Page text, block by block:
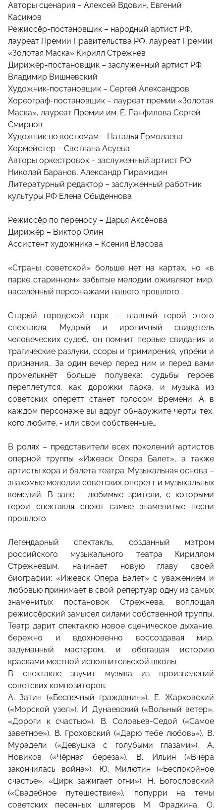
Авторы сценария – Алексей Вдовин, Евгений
Касимов
Режиссёр-постановщик – народный артист РФ,
лауреат Премии Правительства РФ, лауреат Премии
«Золотая Маска» Кирилл Стрежнев
Дирижёр-постановщик – заслуженный артист РФ
Владимир Вишневский
Художник-постановщик – Сергей Александров
Хореограф-постановщик – лауреат премии «Золотая
Маска», лауреат Премии им. Е. Панфилова Сергей
Смирнов
Художник по костюмам – Наталья Ермолаева
Хормейстер – Светлана Асуева
Авторы оркестровок – заслуженный артист РФ
Николай Баранов, Александр Пирамидин
Литературный редактор – заслуженный работник
культуры РФ Елена Обыденнова
Режиссёр по переносу – Дарья Аксёнова
Дирижёр – Виктор Олин
Ассистент художника – Ксения Власова
«Страны советской» больше нет на картах, но «в
парке старинном» забытые мелодии оживляют мир,
населённый персонажами нашего прошлого…
Старый городской парк – главный герой этого
спектакля. Мудрый и ироничный свидетель
человеческих судеб, он помнит первые свидания и
трагические разлуки, ссоры и примирения, упрёки и
признания… За один вечер перед ним и перед вами
промелькнёт больше полувека: судьбы героев
переплетутся, как дорожки парка, и музыка из
советских оперетт станет голосом Времени. А в
каждом персонаже вы вдруг обнаружите черты тех,
кого любите, - или свои собственные…
В ролях – представители всех поколений артистов
оперной труппы «Ижевск Опера Балет», а также
артисты хора и балета театра. Музыкальная основа –
знакомые мелодии советских оперетт и музыкальных
комедий. В зале - любимые зрители, с которыми
герои спектакля споют самые знаменитые песни
прошлого.
Легендарный спектакль, созданный мэтром
российского музыкального театра Кириллом
Стрежневым, начинает новую главу своей
биографии: «Ижевск Опера Балет» с уважением и
любовью принимает в свой репертуар одну из самых
знаменитых постановок Стрежнева, воплощая
режиссёрский замысел силами собственной труппы.
Театр дарит спектаклю новое сценическое дыхание,
бережно и вдохновенно воссоздавая мир,
задуманный мастером, и обогащая историю
красками местной исполнительской школы.
В спектакле звучит музыка из произведений
советских композиторов:
А. Затин («Беспечный гражданин»), Е. Жарковский
(«Морской узел»), И. Дунаевский («Вольный ветер»,
«Дороги к счастью»), В. Соловьев-Седой («Самое
заветное»), В. Гроховский («Дарю тебе любовь»), В.
Мурадели («Девушка с голубыми глазами»), А.
Новиков («Чёрная береза»), В. Ильин («Вчера
закончилась война»), Ю. Милютин («Беспокойное
счастье», «Цирк зажигает огни»), Н. Богословский
(«Свадебное путешествие»), попурри на темы
советских песенных шлягеров М. Фрадкина, О.